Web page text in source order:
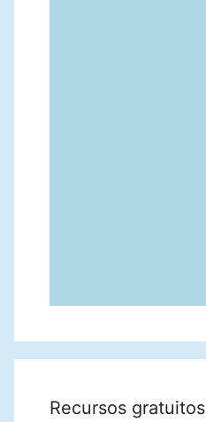
Recursos gratuitos